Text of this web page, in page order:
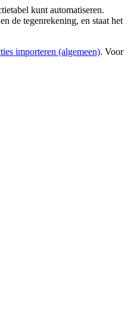
kunt automatiseren.
de tegenrekening, en staat het
importeren (algemeen). Voor